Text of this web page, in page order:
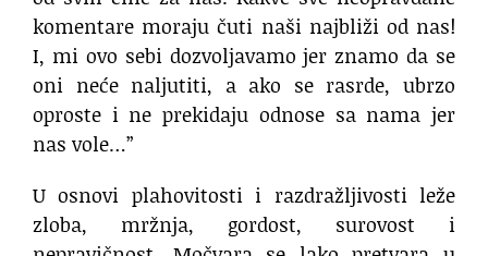
komentare moraju čuti naši najbliži od nas!
I, mi ovo sebi dozvoljavamo jer znamo da se
oni neće naljutiti, a ako se rasrde, ubrzo
oproste i ne prekidaju odnose sa nama jer
nas vole…”
U osnovi plahovitosti i razdražljivosti leže
zloba, mržnja, gordost, surovost i